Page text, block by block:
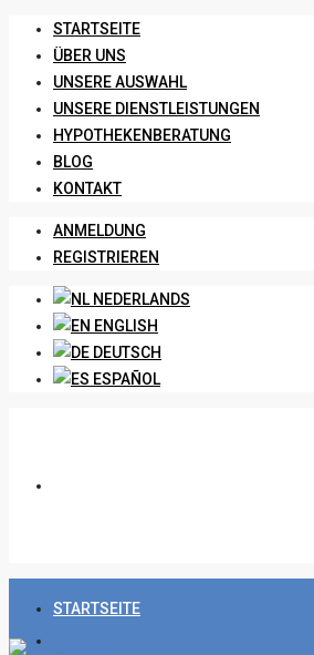
STARTSEITE
ÜBER UNS
UNSERE AUSWAHL
UNSERE DIENSTLEISTUNGEN
HYPOTHEKENBERATUNG
BLOG
KONTAKT
ANMELDUNG
REGISTRIEREN
NEDERLANDS
ENGLISH
DEUTSCH
ESPAÑOL
STARTSEITE